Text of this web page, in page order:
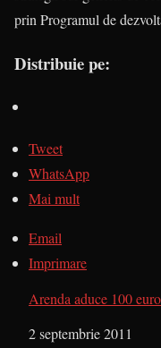
prin Programul de
Distribuie pe:
Tweet
WhatsApp
Mai mult
Email
Imprimare
Arenda aduce 100
Dată
2 septembrie 2011